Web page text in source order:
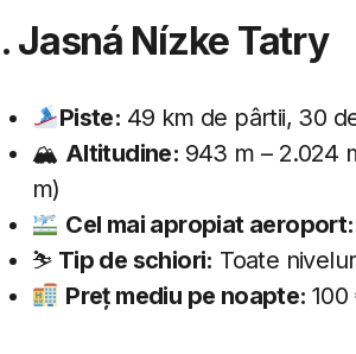
Jasná Nízke Tatry
Piste: 49 km de pârtii, 30
🏔 Altitudine: 943 m – 2.024
m)
Cel mai apropiat aeroport:
⛷ Tip de schiori: Toate
Preț mediu pe noapte: 100